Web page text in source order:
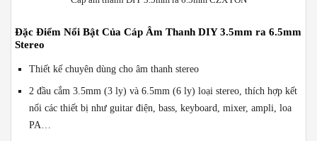
Đặc Điểm Nổi Bật Của Cáp Âm Thanh DIY 3.5mm ra 6.5mm
Stereo
Thiết kế chuyên dùng cho âm thanh stereo
2 đầu cắm 3.5mm (3 ly) và 6.5mm (6 ly) loại stereo, thích hợp kết
nối các thiết bị như guitar điện, bass, keyboard, mixer, ampli, loa
PA…